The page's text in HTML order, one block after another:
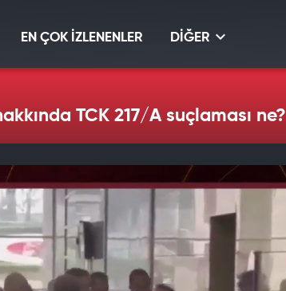
EN ÇOK İZLENENLER DİĞER
TCK 217/A suçlaması ne?